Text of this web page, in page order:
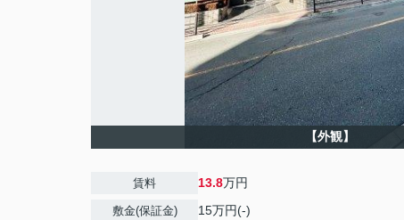
【外観】
賃料 13.8万円
敷金(保証金) 15万円(-)